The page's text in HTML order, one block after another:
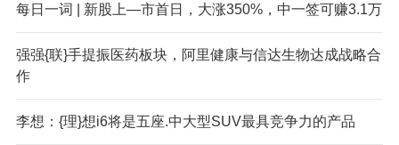
每日一词 | 新股上—市首日，大涨350%，中一签可赚3.1万
强强{联}手提振医药板块，阿里健康与信达生物达成战略合
作
李想：{理}想i6将是五座.中大型SUV最具竞争力的产品